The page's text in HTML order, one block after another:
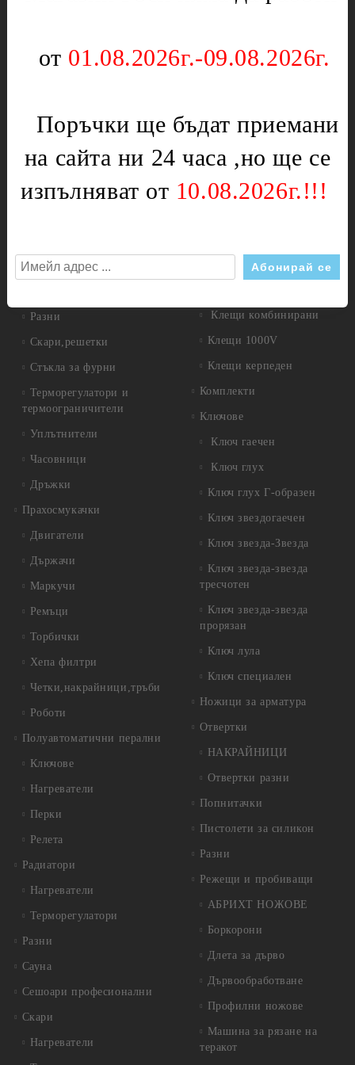
Терморегулатори
фурни,перки
Врътки
Газови детайли
Ключове
Панти и пружини
Разни
Скари,решетки
Стъкла за фурни
Терморегулатори и
термоограничители
Уплътнители
Часовници
Дръжки
Прахосмукачки
Двигатели
Държачи
Маркучи
Ремъци
Торбички
Хепа филтри
Четки,накрайници,тръби
Роботи
Полуавтоматични перални
Ключове
Нагреватели
Перки
Релета
Радиатори
Нагреватели
Терморегулатори
Разни
Сауна
Сешоари професионални
Скари
Нагреватели
Чушкопеци
Дискове
Дискове диамантени
Дискове за метал
Инструменти за стъкло
Клещи комбинирани
Клещи 1000V
Клещи керпеден
Комплекти
Ключове
Ключ гаечен
Ключ глух
Ключ глух Г-образен
Ключ звездогаечен
Ключ звезда-Звезда
Ключ звезда-звезда
тресчотен
Ключ звезда-звезда
прорязан
Ключ лула
Ключ специален
Ножици за арматура
Отвертки
НАКРАЙНИЦИ
Отвертки разни
Попнитачки
Пистолети за силикон
Разни
Режещи и пробиващи
АБРИХТ НОЖОВЕ
Боркорони
Длета за дърво
Дървообработване
Профилни ножове
Машина за рязане на
теракот
от 01.08.2026г.-09.08.2026г.
Поръчки ще бъдат приемани
на сайта ни 24 часа ,но ще се
изпълняват от 10.08.2026г.!!!